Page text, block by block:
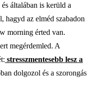
általában is kerüld a
hagyd az elméd szabadon
morning érted van.
megérdemled. A
stresszmentesebb lesz a
dolgozol és a szorongás